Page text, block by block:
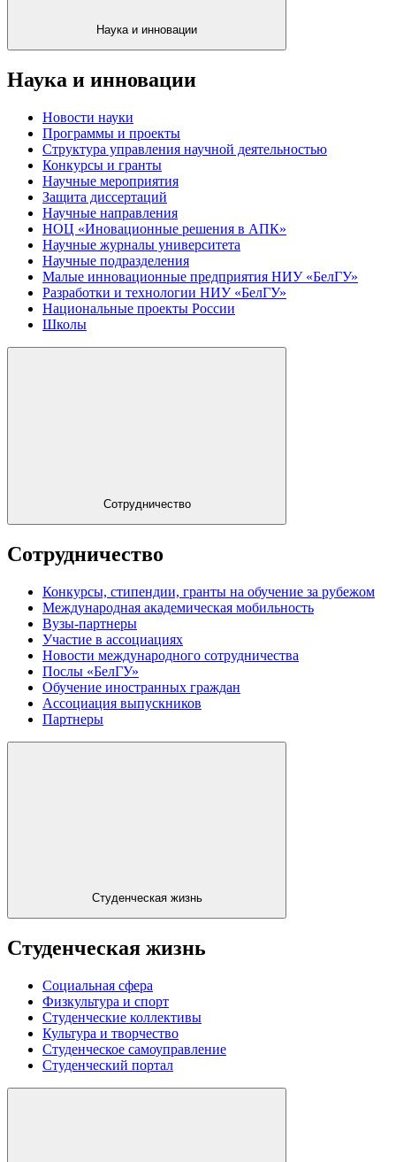
Наука и инновации
Наука и инновации
Новости науки
Программы и проекты
Структура управления научной деятельностью
Конкурсы и гранты
Научные мероприятия
Защита диссертаций
Научные направления
НОЦ «Иновационные решения в АПК»
Научные журналы университета
Научные подразделения
Малые инновационные предприятия НИУ «БелГУ»
Разработки и технологии НИУ «БелГУ»
Национальные проекты России
Школы
Сотрудничество
Сотрудничество
Конкурсы, стипендии, гранты на обучение за рубежом
Международная академическая мобильность
Вузы-партнеры
Участие в ассоциациях
Новости международного сотрудничества
Послы «БелГУ»
Обучение иностранных граждан
Ассоциация выпускников
Партнеры
Студенческая жизнь
Студенческая жизнь
Социальная сфера
Физкультура и спорт
Студенческие коллективы
Культура и творчество
Студенческое самоуправление
Студенческий портал